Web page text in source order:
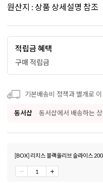
원산지 : 상품 상세설명 참조
적립금 혜택
구매 적립금
기본배송비 정책과 별개로
동서샵 동서샵에서 배송하는
[BOX] 리치스 블랙올리브 슬라이스